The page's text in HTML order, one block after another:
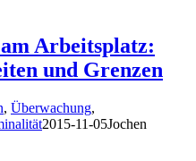
Arbeitsplatz:
und Grenzen
, Überwachung,
2015-11-05Jochen